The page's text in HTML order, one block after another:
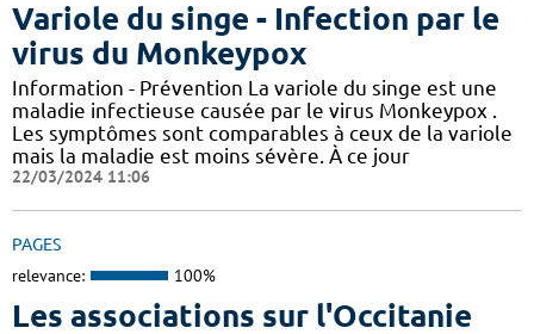
Variole du singe - Infection par le
virus du Monkeypox
Information - Prévention La variole du singe est une
maladie infectieuse causée par le virus Monkeypox .
Les symptômes sont comparables à ceux de la variole
mais la maladie est moins sévère. À ce jour
22/03/2024 11:06
PAGES
relevance: 100%
Les associations sur l'Occitanie